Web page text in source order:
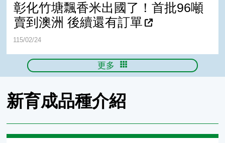
彰化竹塘飄香米出國了！首批96噸
賣到澳洲 後續還有訂單
115/02/24
更多
新育成品種介紹